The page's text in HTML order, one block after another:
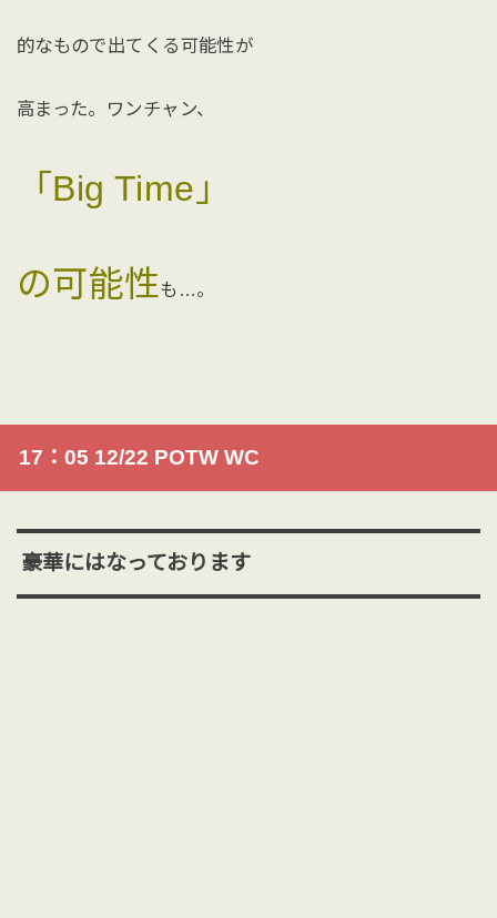
的なもので出てくる可能性が
高まった。ワンチャン、
「Big Time」
の可能性も…。
17：05 12/22 POTW WC
豪華にはなっております